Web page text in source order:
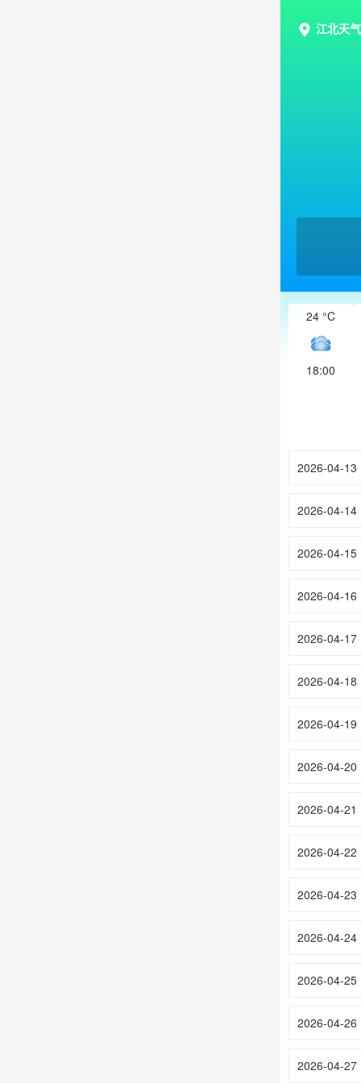
江北天
24 °C
18:00
2026-04-13
2026-04-14
2026-04-15
2026-04-16
2026-04-17
2026-04-18
2026-04-19
2026-04-20
2026-04-21
2026-04-22
2026-04-23
2026-04-24
2026-04-25
2026-04-26
2026-04-27